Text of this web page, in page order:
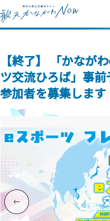
【終了】 「かなが
ツ交流ひろば」事
参加者を募集します